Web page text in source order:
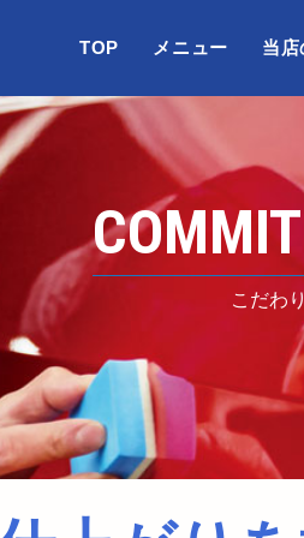
TOP メニュー 当店
こだわり